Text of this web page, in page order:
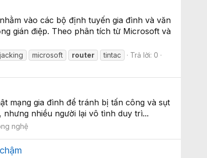
vào các bộ định tuyến gia đình và văn
gián điệp. Theo phân tích từ Microsoft và
microsoft router tintac
Trả lời: 0
mạng gia đình để tránh bị tấn công và sụt
nhiều người lại vô tình duy trì...
nghệ